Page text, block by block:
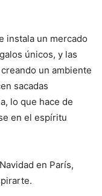
instala un mercado
únicos, y las
un ambiente
sacadas
lo que hace de
en el espíritu
en París,